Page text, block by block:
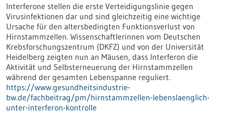
Interferone stellen die erste Verteidigungslinie gegen
Virusinfektionen dar und sind gleichzeitig eine wichtige
Ursache für den altersbedingten Funktionsverlust von
Hirnstammzellen. Wissenschaftlerinnen vom Deutschen
Krebsforschungszentrum (DKFZ) und von der Universität
Heidelberg zeigten nun an Mäusen, dass Interferon die
Aktivität und Selbsterneuerung der Hirnstammzellen
während der gesamten Lebenspanne reguliert.
https://www.gesundheitsindustrie-
bw.de/fachbeitrag/pm/hirnstammzellen-lebenslaenglich-
unter-interferon-kontrolle